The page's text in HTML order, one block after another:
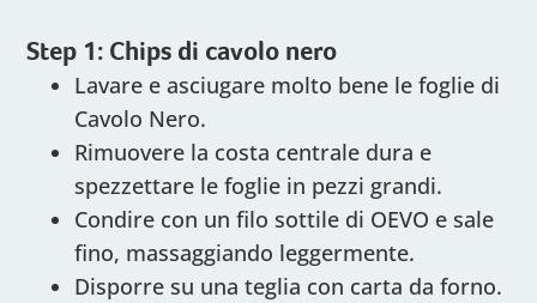
Step 1: Chips di cavolo nero
Lavare e asciugare molto bene le foglie di
Cavolo Nero.
Rimuovere la costa centrale dura e
spezzettare le foglie in pezzi grandi.
Condire con un filo sottile di OEVO e sale
fino, massaggiando leggermente.
Disporre su una teglia con carta da forno.